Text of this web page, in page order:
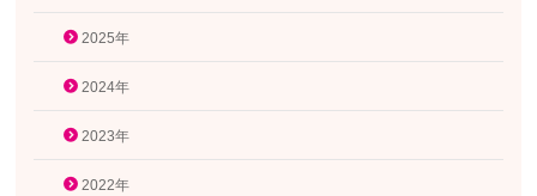
2025年
2024年
2023年
2022年